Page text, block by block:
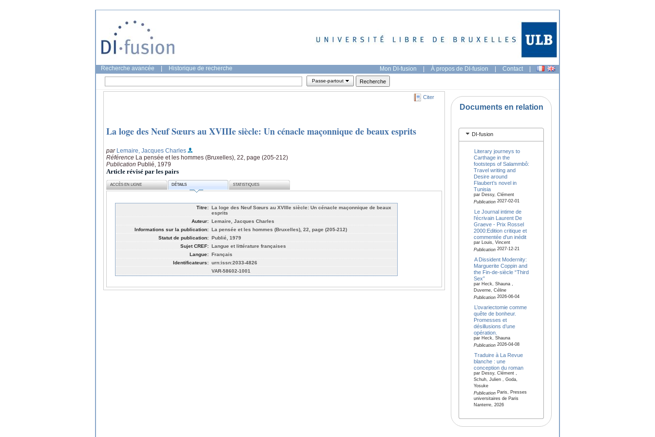
Recherche avancée Historique de recherche Mon DI-fusion | À propos de DI-fusion | Contact |
Passe-partout
Citer
La loge des Neuf Sœurs au XVIIIe siècle: Un cénacle maçonnique de beaux esprits
par Lemaire, Jacques Charles
Référence La pensée et les hommes (Bruxelles), 22, page (205-212)
Publication Publié, 1979
Article révisé par les pairs
ACCÈS EN LIGNE DÉTAILS STATISTIQUES
Titre: La loge des Neuf Sœurs au XVIIIe siècle: Un cénacle maçonnique de beaux
esprits
Auteur: Lemaire, Jacques Charles
Informations sur la publication: La pensée et les hommes (Bruxelles), 22, page (205-212)
Statut de publication: Publié, 1979
Sujet CREF: Langue et littérature françaises
Langue: Français
Identificateurs: urn:issn:2033-4826
VAR-58602-1001
Documents en relation
DI-fusion
Literary journeys to
Carthage in the
footsteps of Salammbô:
Travel writing and
Desire around
Flaubert’s novel in
Tunisia
par Dessy, Clément
Publication2027-02-01
Le Journal intime de
l'écrivain Laurent De
Graeve - Prix Rossel
2000:Edition critique et
commentée d'un inédit
par Louis, Vincent
Publication2027-12-21
A Dissident Modernity:
Marguerite Coppin and
the Fin-de-siècle “Third
Sex”
par Heck, Shauna ,
Duverne, Céline
Publication2026-06-04
L’ovariectomie comme
quête de bonheur.
Promesses et
désillusions d’une
opération.
par Heck, Shauna
Publication2026-04-08
Traduire à La Revue
blanche : une
conception du roman
par Dessy, Clément ,
Schuh, Julien , Goda,
Yosuke
PublicationParis, Presses
universitaires de Paris
Nanterre, 2026